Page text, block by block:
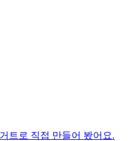
트로 직접 만들어 봤어요.